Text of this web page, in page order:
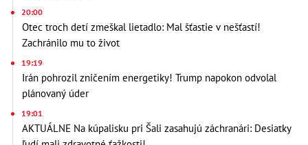
20:00
Otec troch detí zmeškal lietadlo: Mal šťastie v nešťastí!
Zachránilo mu to život
19:19
Irán pohrozil zničením energetiky! Trump napokon odvolal
plánovaný úder
19:01
AKTUÁLNE Na kúpalisku pri Šali zasahujú záchranári: Desiatky